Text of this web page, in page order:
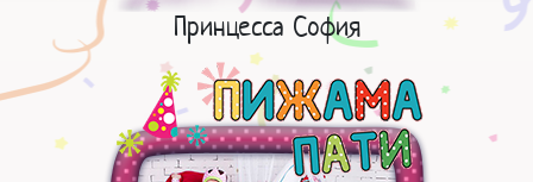
Принцесса София